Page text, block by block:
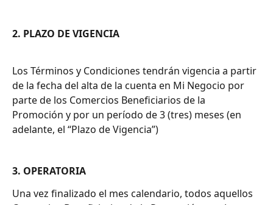
2. PLAZO DE VIGENCIA
Los Términos y Condiciones tendrán vigencia a partir
de la fecha del alta de la cuenta en Mi Negocio por
parte de los Comercios Beneficiarios de la
Promoción y por un período de 3 (tres) meses (en
adelante, el “Plazo de Vigencia”)
3. OPERATORIA
Una vez finalizado el mes calendario, todos aquellos